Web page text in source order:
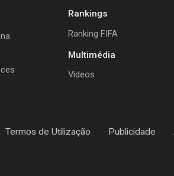
Rankings
Ranking FIFA
Multimédia
Vídeos
Termos de Utilização Publicidade